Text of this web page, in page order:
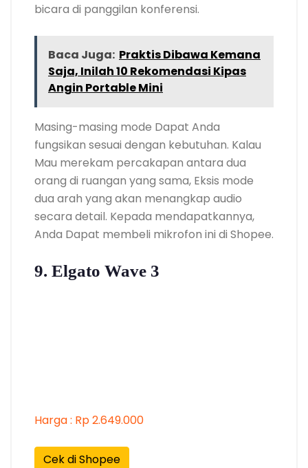
bicara di panggilan konferensi.
Baca Juga: Praktis Dibawa Kemana
Saja, Inilah 10 Rekomendasi Kipas
Angin Portable Mini
Masing-masing mode Dapat Anda
fungsikan sesuai dengan kebutuhan. Kalau
Mau merekam percakapan antara dua
orang di ruangan yang sama, Eksis mode
dua arah yang akan menangkap audio
secara detail. Kepada mendapatkannya,
Anda Dapat membeli mikrofon ini di Shopee.
9. Elgato Wave 3
Harga : Rp 2.649.000
Cek di Shopee